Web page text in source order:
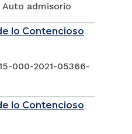
admisorio
lo Contencioso
000-2021-05366-
lo Contencioso